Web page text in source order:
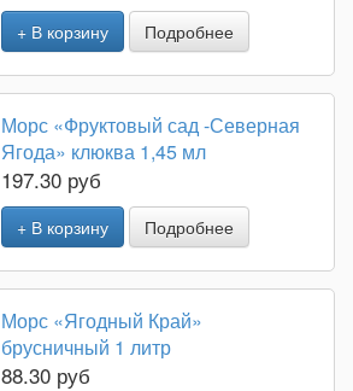
+ В корзину Подробнее
Морс «Фруктовый сад -Северная
Ягода» клюква 1,45 мл
197.30 руб
+ В корзину Подробнее
Морс «Ягодный Край»
брусничный 1 литр
88.30 руб